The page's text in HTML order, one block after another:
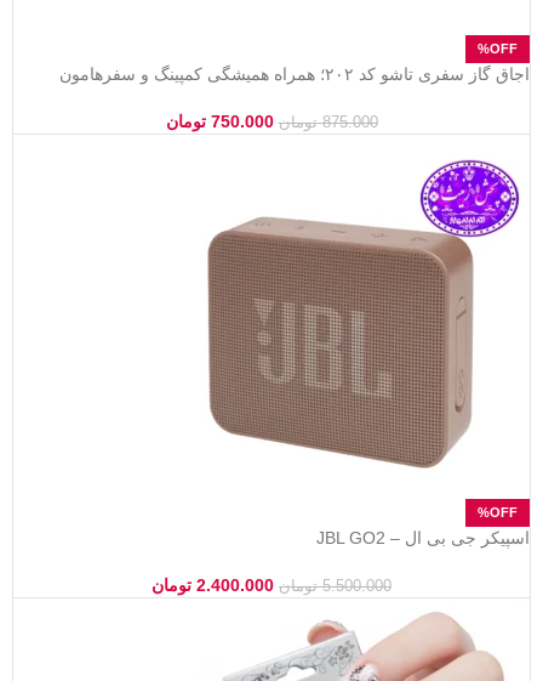
اجاق گاز سفری تاشو کد ۲۰۲؛ همراه همیشگی کمپینگ و سفرهامون
875.000 تومان 750.000 تومان
اسپیکر جی بی ال – JBL GO2
5.500.000 تومان 2.400.000 تومان